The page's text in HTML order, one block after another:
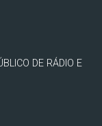
DE RÁDIO E